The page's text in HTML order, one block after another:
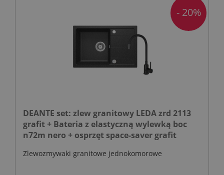
DEANTE set: zlew granitowy LEDA zrd 2113
grafit + Bateria z elastyczną wylewką boc
n72m nero + osprzęt space-saver grafit
Zlewozmywaki granitowe jednokomorowe
- 20%